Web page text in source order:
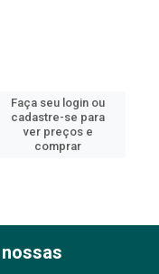
Faça seu login ou
cadastre-se para
ver preços e
comprar